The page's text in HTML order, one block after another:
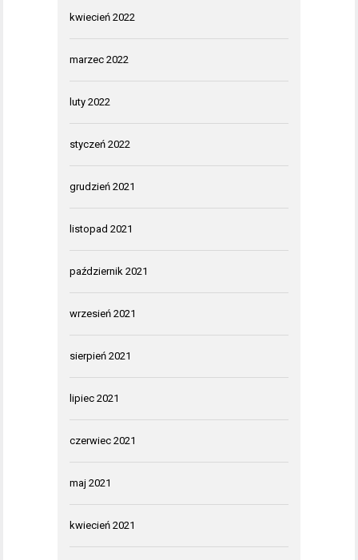
kwiecień 2022
marzec 2022
luty 2022
styczeń 2022
grudzień 2021
listopad 2021
październik 2021
wrzesień 2021
sierpień 2021
lipiec 2021
czerwiec 2021
maj 2021
kwiecień 2021